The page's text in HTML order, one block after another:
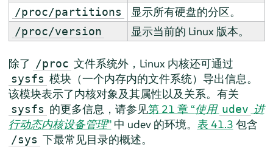
/proc/partitions 显示所有硬盘的分区。
/proc/version 显示当前的 Linux 版本。
除了 /proc 文件系统外，Linux 内核还可通过
sysfs 模块（一个内存内的文件系统）导出信息。
该模块表示了内核对象及其属性以及关系。有关
sysfs 的更多信息，请参见第 21 章 “使用 udev 进
行动态内核设备管理”中 udev 的环境。 表 41.3 包含
/sys 下最常见目录的概述。